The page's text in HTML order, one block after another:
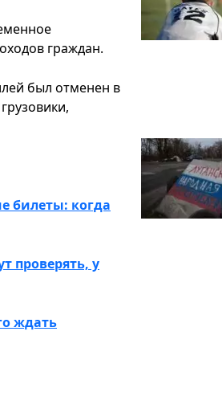
граждан.
был отменен в
билеты: когда
проверять, у
ждать